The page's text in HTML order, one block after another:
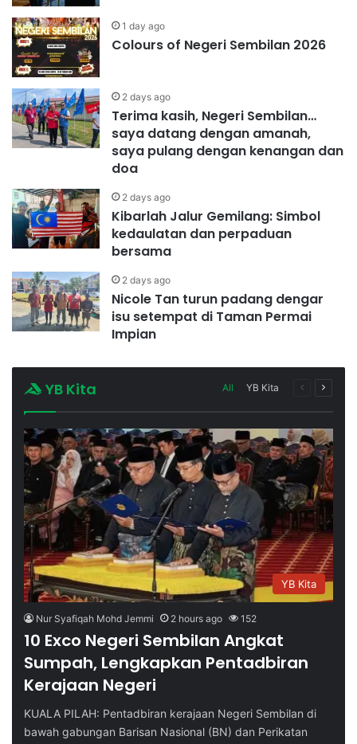
1 day ago
Colours of Negeri Sembilan 2026
2 days ago
Terima kasih, Negeri Sembilan…
saya datang dengan amanah,
saya pulang dengan kenangan dan
doa
2 days ago
Kibarlah Jalur Gemilang: Simbol
kedaulatan dan perpaduan
bersama
2 days ago
Nicole Tan turun padang dengar
isu setempat di Taman Permai
Impian
YB Kita All YB Kita
Previous
YB Kita
Nur Syafiqah Mohd Jemmi 2 hours ago 152
10 Exco Negeri Sembilan Angkat
Sumpah, Lengkapkan Pentadbiran
Kerajaan Negeri
KUALA PILAH: Pentadbiran kerajaan Negeri Sembilan di
bawah gabungan Barisan Nasional (BN) dan Perikatan